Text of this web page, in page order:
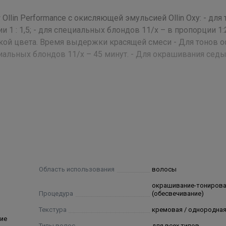
Performance с окисляющей эмульсией Ollin Oxy: - для
1 : 1,5; - для специальных блондов 11/х – в пропорции
цвета. Время выдержки красящей смеси - Для тонов
блондов 11/х – 45 минут. - Для окрашивания
Oil Extract, Chamomilla Recutita Oil Extract, Linden
Toluene-2,5-Diamine Sulfate, P-Aminophenol,
2-Amino-4-Hydroxy¬ethyl¬aminoanisole Sulfate,
4,5-Diaminopyrazole Sulfate, 1-Naphthol, N-Phenyl-P-
Sulfate, Basic Orange 31, Basic Red 51, Disperse
Область использования волосы
Процедура
окрашивание-
(обесвечивание)
Текстура кремовая / однородная